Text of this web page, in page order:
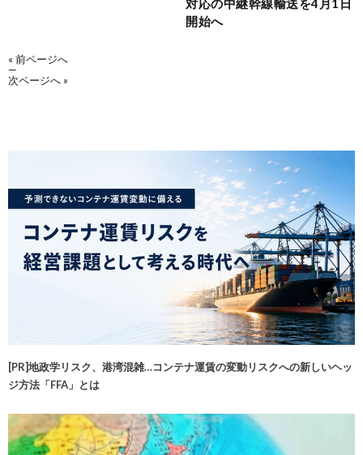
開始へ
« 前ページへ
—
次ページへ »
[PR]地政学リスク、港湾混雑…コンテナ運賃の変動リスクへの新しいヘッ
ジ方法「FFA」とは